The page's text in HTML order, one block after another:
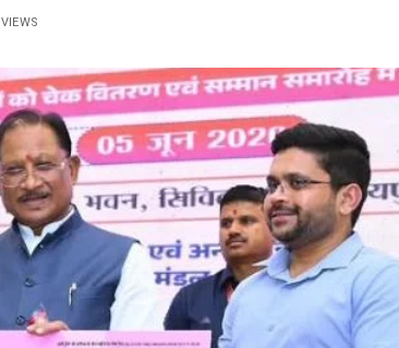
VIEWS